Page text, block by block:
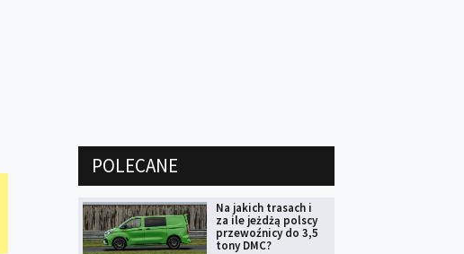
POLECANE
Na jakich trasach i
za ile jeżdżą polscy
przewoźnicy do 3,5
tony DMC?